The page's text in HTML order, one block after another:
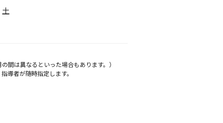
土
間は異なるといった場合もあります。）
導者が随時指定します。